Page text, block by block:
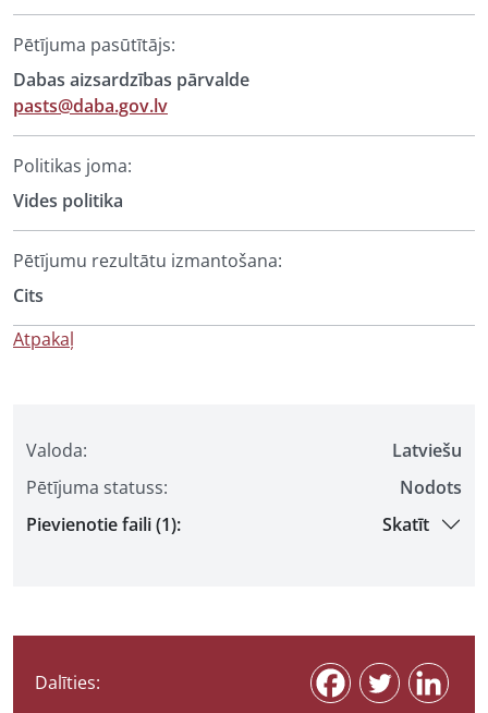
Valoda:
Latviešu
Pētījuma statuss:
Nodots
Pievienotie faili (1):
Skatīt
Dalīties:
Pētījuma pasūtītājs:
Dabas aizsardzības pārvalde
pasts@daba.gov.lv
Politikas joma:
Vides politika
Pētījumu rezultātu izmantošana:
Cits
Atpakaļ